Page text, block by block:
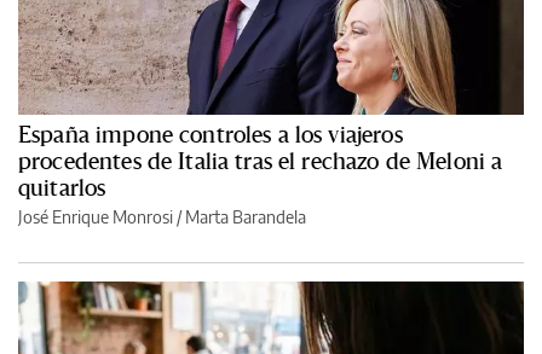
España impone controles a los viajeros
procedentes de Italia tras el rechazo de Meloni a
quitarlos
José Enrique Monrosi / Marta Barandela